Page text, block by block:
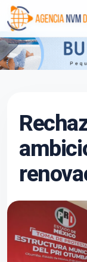
Asistente